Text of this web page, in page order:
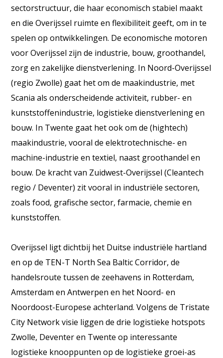
sectorstructuur, die haar economisch stabiel maakt
en die Overijssel ruimte en flexibiliteit geeft, om in te
spelen op ontwikkelingen. De economische motoren
voor Overijssel zijn de industrie, bouw, groothandel,
zorg en zakelijke dienstverlening. In Noord-Overijssel
(regio Zwolle) gaat het om de maakindustrie, met
Scania als onderscheidende activiteit, rubber- en
kunststoffenindustrie, logistieke dienstverlening en
bouw. In Twente gaat het ook om de (hightech)
maakindustrie, vooral de elektrotechnische- en
machine-industrie en textiel, naast groothandel en
bouw. De kracht van Zuidwest-Overijssel (Cleantech
regio / Deventer) zit vooral in industriële sectoren,
zoals food, grafische sector, farmacie, chemie en
kunststoffen.
Overijssel ligt dichtbij het Duitse industriële hartland
en op de TEN-T North Sea Baltic Corridor, de
handelsroute tussen de zeehavens in Rotterdam,
Amsterdam en Antwerpen en het Noord- en
Noordoost-Europese achterland. Volgens de Tristate
City Network visie liggen de drie logistieke hotspots
Zwolle, Deventer en Twente op interessante
logistieke knooppunten op de logistieke groei-as